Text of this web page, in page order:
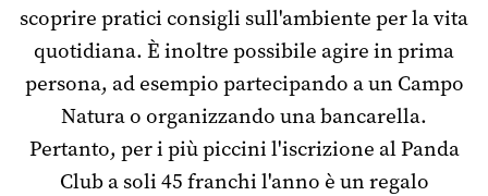
scoprire pratici consigli sull'ambiente per la vita
quotidiana. È inoltre possibile agire in prima
persona, ad esempio partecipando a un Campo
Natura o organizzando una bancarella.
Pertanto, per i più piccini l'iscrizione al Panda
Club a soli 45 franchi l'anno è un regalo